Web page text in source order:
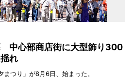
中心部商店街に大型飾り300
れ
つり」が8月6日、始まった。